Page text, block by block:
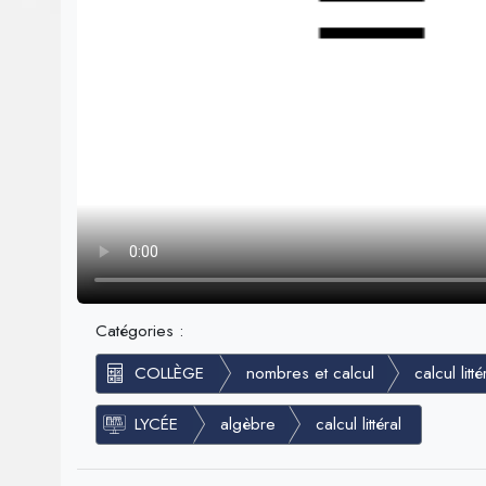
Catégories :
COLLÈGE nombres et calcul calcul
LYCÉE algèbre calcul littéral